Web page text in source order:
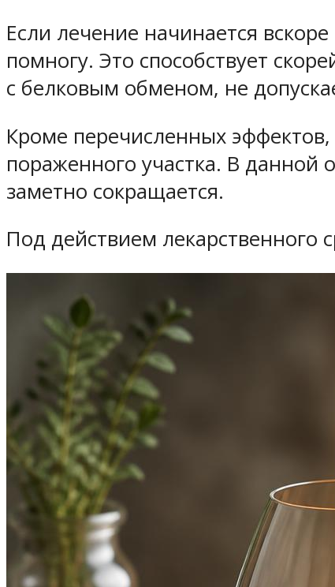
Если лечение начинается
помногу. Это способствует
с белковым обменом, не
Кроме перечисленных
пораженного участка. В данной
заметно сокращается.
Под действием лекарственного